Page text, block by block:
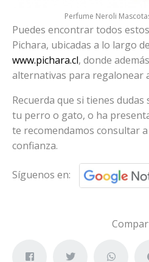
Perfume Neroli
Puedes encontrar todos
Pichara, ubicadas a lo largo
www.pichara.cl, donde
alternativas para regalonear
Recuerda que si tienes
tu perro o gato, o ha
te recomendamos consultar
confianza.
Síguenos en: